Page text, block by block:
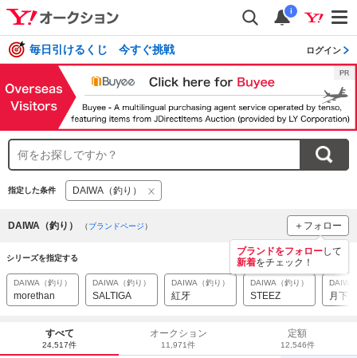
i
毎日引けるくじ 今すぐ挑戦 ログイン
指定した条件 DAIWA（釣り）
DAIWA（釣り） （ブランドページ） ＋フォロー
ブランドをフォローして
新着をチェック！
シリーズを指定する
DAIWA（釣り）
morethan
DAIWA（釣り）
SALTIGA
DAIWA（釣り）
紅牙
DAIWA（釣り）
STEEZ
DAIWA
月下
すべて
24,517件
オークション
11,971件
定額
12,546件